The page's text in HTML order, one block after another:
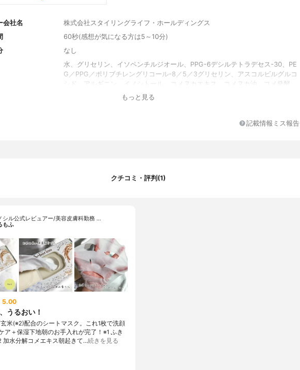
会社名
株式会社スタイリングライフ・ホールディングス
60秒(感想が気になる方は5～10分)
なし
水、グリセリン、イソペンチルジオール、PPG-6デシルテトラデセス-30、PE
G／PPG／ポリブチレングリコール-8／5／3グリセリン、アスコルビルグルコ
シド、アルギニン、イノシトール、コメヌカエキス、コメヌカ油、コメ発酵
液、スフィンゴ糖脂質、セイヨウハッカ葉エキス、ティーツリー葉油、トコフ
セリル-10、オレイン酸ポリグリセリル-10、キサンタンガム、クエン酸、クエ
バリエーション
なし
もっと見る
記載情報ミス報告
クチコミ・評判(1)
シル公式レビュアー/美容皮膚科勤務 …
もふ
5.00
うるおい！
米(※2)配合のシートマスク。これ1枚で洗顔
ア＋保湿下地朝のお手入れが完了！※1 ふき
加水分解コメエキス朝起きて…続きを見る